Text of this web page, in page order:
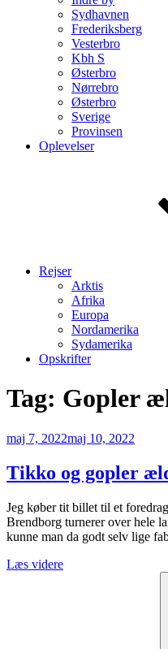
Sydhavnen
Frederiksberg
Vesterbro
Kbh S
Østerbro
Nørrebro
Østerbro
Sverige
Provinsen
Oplevelser
Rejser
Arktis
Afrika
Europa
Nordamerika
Sydamerika
Opskrifter
Tag: Gopler
Udgivet
maj 7, 2022maj 10, 2022
Tikko og gopler
Jeg køber tit billet til et
Brendborg turnerer over hele
kunne man da godt selv lige
Læs videre“Tikko